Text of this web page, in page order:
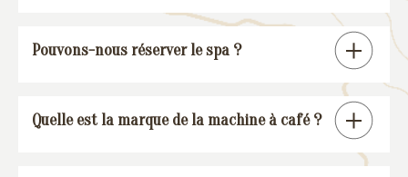
Tous nos gîtes sont « pet friendly », à
l’exception de la suite spa.
Pouvons-nous réserver le spa ?
pourrez réserver une session spa (voir
Quelle est la marque de la machine à café ?